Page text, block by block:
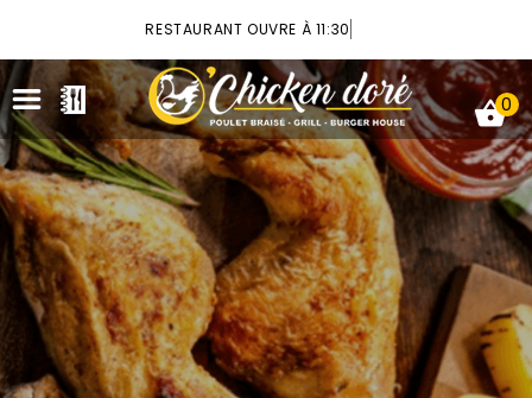
RESTAURANT OUVRE À 11:30
ACCUEIL
LA CARTE
VOTRE COMPTE
0